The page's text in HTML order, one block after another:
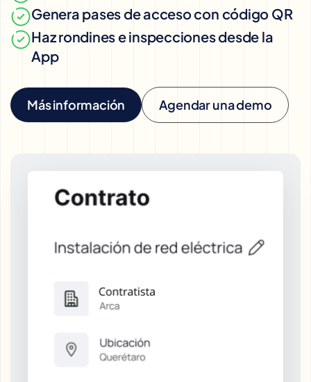
Genera pases de acceso con código QR
Haz rondines e inspecciones desde la
App
Más información Agendar una demo